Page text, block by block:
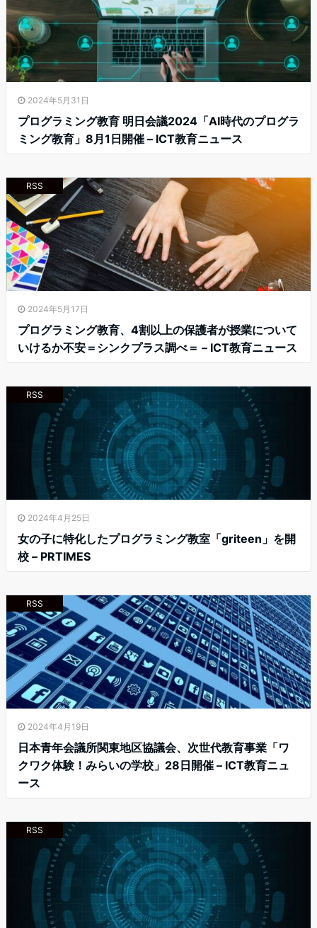
2024年5月31日
プログラミング教育 明日会議2024「AI時代のプログラ
ミング教育」8月1日開催 – ICT教育ニュース
RSS
2024年5月17日
プログラミング教育、4割以上の保護者が授業について
いけるか不安＝シンクプラス調べ＝ – ICT教育ニュース
RSS
2024年4月25日
女の子に特化したプログラミング教室「griteen」を開
校 – PRTIMES
RSS
2024年4月19日
日本青年会議所関東地区協議会、次世代教育事業「ワ
クワク体験！みらいの学校」28日開催 – ICT教育ニュ
ース
RSS